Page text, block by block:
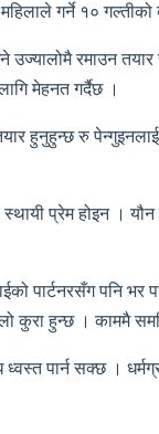
गर्ने १० गल्तीको
उज्यालोमै रमाउन
मेहनत गर्दैछ ।
हुनुहुन्छ रु
प्रेम होइन ।
पार्टनरसँग पनि
कुरा हुन्छ । काममै
पार्न सक्छ ।